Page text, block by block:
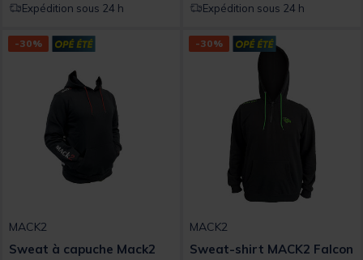
Expédition sous 24 h Expédition sous 24 h
-30%
MACK2
Sweat à capuche Mack2
-30%
MACK2
Sweat-shirt MACK2 Falcon